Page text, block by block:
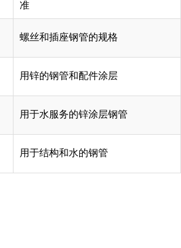
准
螺丝和插座钢管的规格
用锌的钢管和配件涂层
用于水服务的锌涂层钢管
用于结构和水的钢管